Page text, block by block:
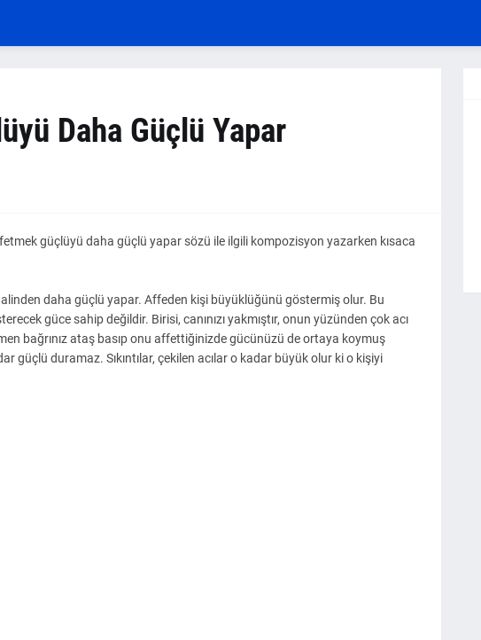
Daha Güçlü Yapar
güçlüyü daha güçlü yapar sözü ile ilgili kompozisyon yazarken kısaca
daha güçlü yapar. Affeden kişi büyüklüğünü göstermiş olur. Bu
güce sahip değildir. Birisi, canınızı yakmıştır, onun yüzünden çok acı
bağrınız ataş basıp onu affettiğinizde gücünüzü de ortaya koymuş
güçlü duramaz. Sıkıntılar, çekilen acılar o kadar büyük olur ki o kişiyi